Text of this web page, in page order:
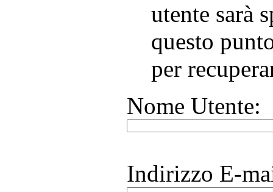
utente sarà
questo
per
Nome Utente:
Indirizzo E-